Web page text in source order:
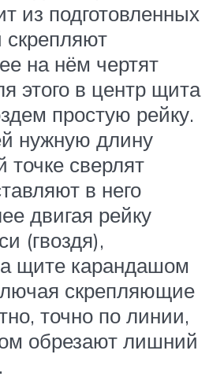
из подготовленных
скрепляют
на нём чертят
этого в центр щита
простую рейку.
нужную длину
точке сверлят
в него
двигая рейку
(гвоздя),
щите карандашом
скрепляющие
точно по линии,
обрезают лишний